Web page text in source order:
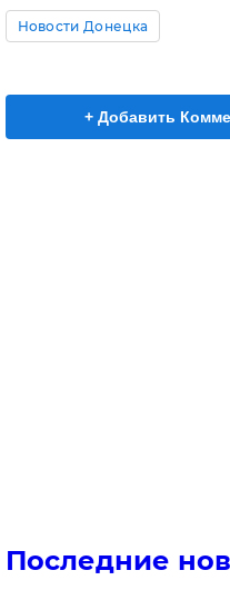
Новости Донецка
+ Добавить
Последние